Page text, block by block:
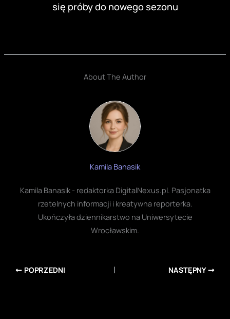
się próby do nowego sezonu
About The Author
Kamila Banasik
Kamila Banasik - redaktorka DigitalNexus.pl. Pasjonatka
rzetelnych informacji i kreatywna reporterka.
Ukończyła dziennikarstwo na Uniwersytecie
Wrocławskim.
POPRZEDNI NASTĘPNY